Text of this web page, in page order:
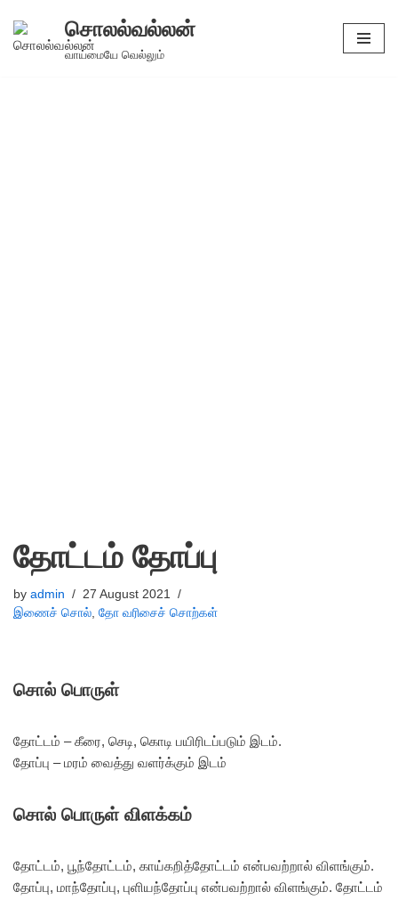
Skip
சொலல்வல்லன்
வாய்மையே வெல்லும்
தோட்டம் தோப்பு
by admin
27 August 2021
இணைச் சொல், தோ வரிசைச் சொற்கள்
சொல் பொருள்
தோட்டம் – கீரை, செடி, கொடி பயிரிடப்படும் இடம்.
தோப்பு – மரம் வைத்து வளர்க்கும் இடம்
சொல் பொருள் விளக்கம்
தோட்டம், பூந்தோட்டம், காய்கறித்தோட்டம் என்பவற்றால் விளங்கும்.
தோப்பு, மாந்தோப்பு, புளியந்தோப்பு என்பவற்றால் விளங்கும். தோட்டம்